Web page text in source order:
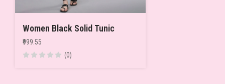
Women Black Solid Tunic
₹999.55
(0)